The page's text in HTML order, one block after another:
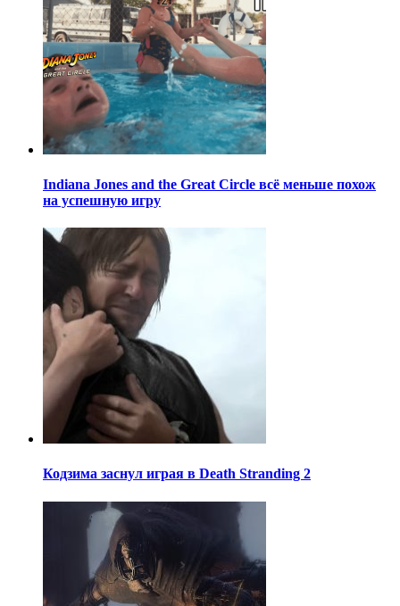
Indiana Jones and the Great Circle всё меньше похож
на успешную игру
Кодзима заснул играя в Death Stranding 2